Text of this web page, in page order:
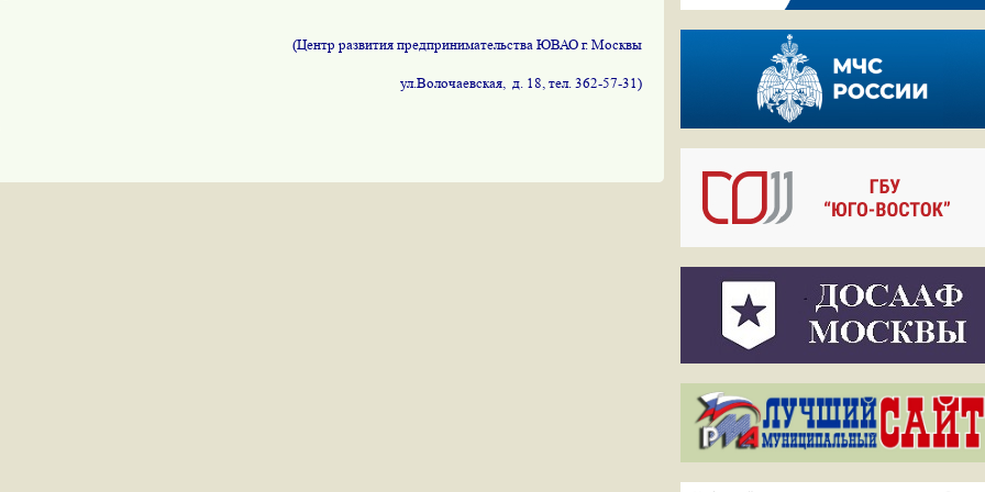
(Центр развития предпринимательства ЮВАО г. Москвы
ул.Волочаевская д. 18, тел. 362-57-31)